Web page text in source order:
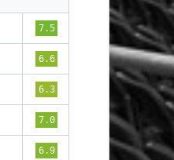
7.5
6.6
6.3
7.0
6.9